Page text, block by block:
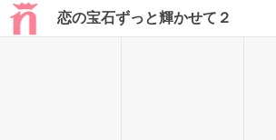
恋の宝石ずっと輝かせて２